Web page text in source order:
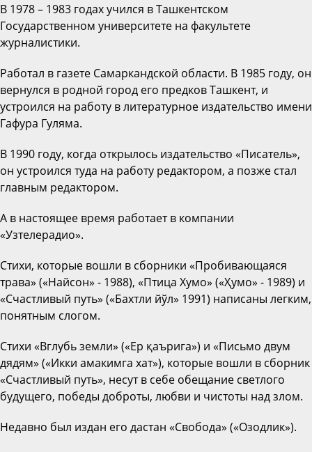
В 1978 – 1983 годах учился в Ташкентском
Государственном университете на факультете
журналистики.
Работал в газете Самаркандской области. В 1985 году, он
вернулся в родной город его предков Ташкент, и
устроился на работу в литературное издательство имени
Гафура Гуляма.
В 1990 году, когда открылось издательство «Писатель»,
он устроился туда на работу редактором, а позже стал
главным редактором.
А в настоящее время работает в компании
«Узтелерадио».
Стихи, которые вошли в сборники «Пробивающаяся
трава» («Найсон» - 1988), «Птица Хумо» («Ҳумо» - 1989) и
«Счастливый путь» («Бахтли йўл» 1991) написаны легким,
понятным слогом.
Стихи «Вглубь земли» («Ер қаърига») и «Письмо двум
дядям» («Икки амакимга хат»), которые вошли в сборник
«Счастливый путь», несут в себе обещание светлого
будущего, победы доброты, любви и чистоты над злом.
Недавно был издан его дастан «Свобода» («Озодлик»).